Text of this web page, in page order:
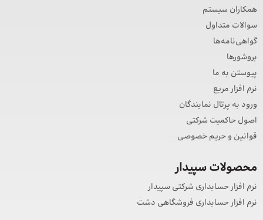
همکاران سیستم
سوالات متداول
گواهی‌نامه‌ها
بروشورها
پیوستن به ما
نرم افزار مربع
ورود به پرتال نمایندگان
اصول حاکمیت شرکتی
قوانین و حریم خصوصی
محصولات سپیدار
نرم افزار حسابداری شرکتی سپیدار
نرم افزار حسابداری فروشگاهی دشت